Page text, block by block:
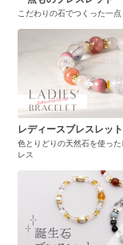
こだわりの石でつくった一
レディースブレスレット
色とりどりの天然石を使っ
レス